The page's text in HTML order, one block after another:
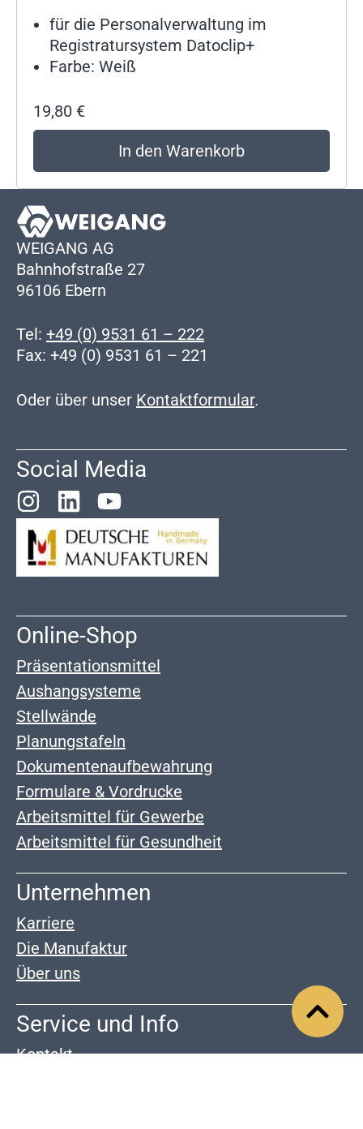
für die Personalverwaltung im
Registratursystem Datoclip+
Farbe: Weiß
19,80 €
In den Warenkorb
WEIGANG AG
Bahnhofstraße 27
96106 Ebern
Tel: +49 (0) 9531 61 – 222
Fax: +49 (0) 9531 61 – 221
Oder über unser Kontaktformular.
Social Media
Online-Shop
Präsentationsmittel
Aushangsysteme
Stellwände
Planungstafeln
Dokumentenaufbewahrung
Formulare & Vordrucke
Arbeitsmittel für Gewerbe
Arbeitsmittel für Gesundheit
Unternehmen
Karriere
Die Manufaktur
Über uns
Service und Info
Kontakt